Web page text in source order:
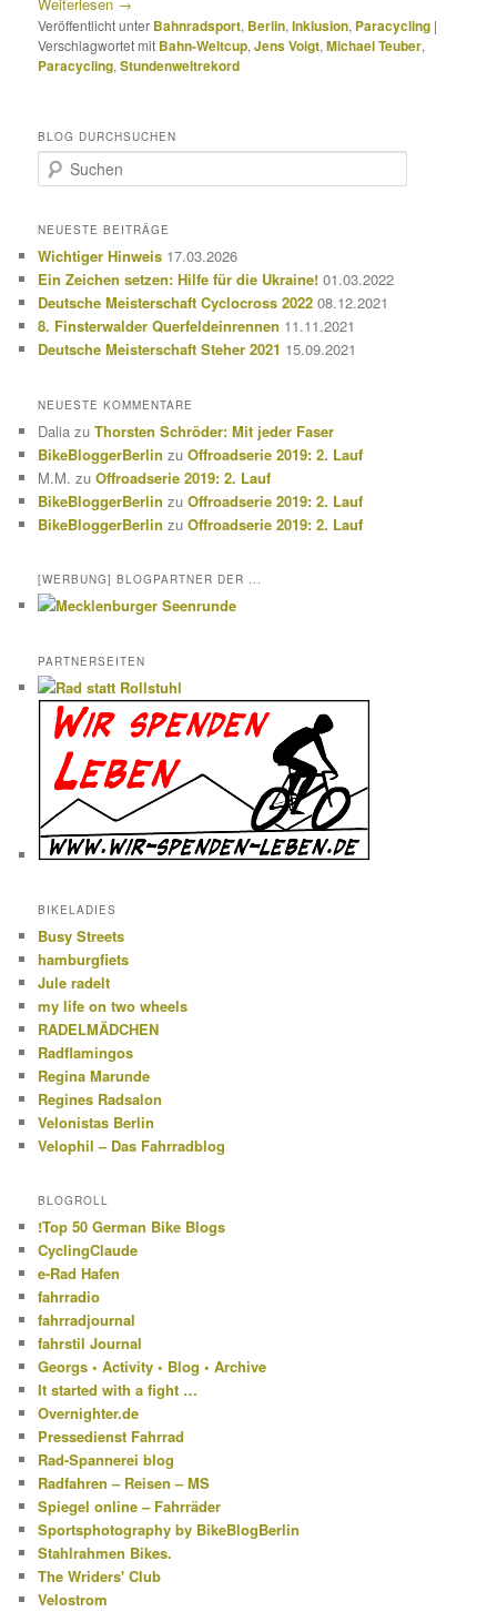
Veröffentlicht unter Bahnradsport, Berlin,Inklusion, Paracycling |
Verschlagwortet mit Bahn-Weltcup,Jens Voigt,Michael Teuber,
Paracycling,Stundenweltrekord
BLOG DURCHSUCHEN
u
h
n
NEUESTE BEITRÄGE
Wichtiger Hinweis 17.03.2026
Ein Zeichen setzen: Hilfe für die Ukraine! 01.03.2022
Deutsche Meisterschaft Cyclocross 2022 08.12.2021
8. Finsterwalder Querfeldeinrennen 11.11.2021
Deutsche Meisterschaft Steher 2021 15.09.2021
NEUESTE KOMMENTARE
Dalia zuThorsten Schröder: Mit jeder Faser
BikeBloggerBerlin zuOffroadserie 2019: 2. Lauf
M.M. zuOffroadserie 2019: 2. Lauf
BikeBloggerBerlin zuOffroadserie 2019: 2. Lauf
BikeBloggerBerlin zuOffroadserie 2019: 2. Lauf
[WERBUNG] BLOGPARTNER DER ...
PARTNERSEITEN
BIKELADIES
Busy Streets
hamburgfiets
Jule radelt
my life on two wheels
RADELMÄDCHEN
Radflamingos
Regina Marunde
Regines Radsalon
Velonistas Berlin
Velophil – Das Fahrradblog
BLOGROLL
!Top 50 German Bike Blogs
CyclingClaude
e-Rad Hafen
fahrradio
fahrradjournal
fahrstil Journal
Georgs • Activity • Blog • Archive
It started with a fight …
Overnighter.de
Pressedienst Fahrrad
Rad-Spannerei blog
Radfahren – Reisen – MS
Spiegel online – Fahrräder
Sportsphotography by BikeBlogBerlin
Stahlrahmen Bikes.
The Wriders' Club
Velostrom